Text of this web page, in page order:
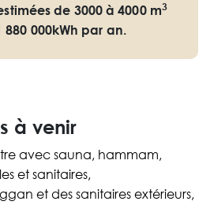
de 3000 à 4000 m3
880 000kWh par an.
à venir
avec sauna, hammam,
et sanitaires,
et des sanitaires extérieurs,